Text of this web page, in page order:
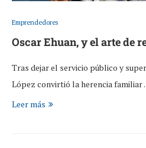
Emprendedores
Oscar Ehuan, y el arte de
Tras dejar el servicio público y
López convirtió la herencia familiar
Leer más